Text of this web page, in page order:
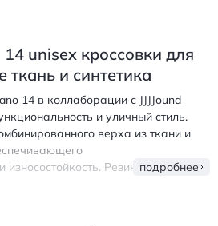
unisex кроссовки для
ткань и синтетика
14 в коллаборации с JJJJound
и уличный стиль.
верха из ткани и
износостойкость. Резиновая
система Gel обеспечивает
подробнее